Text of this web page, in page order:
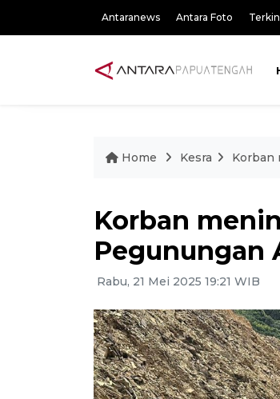
Antaranews Antara Foto
Home Kesra Korban
Korban
Pegunungan
Rabu, 21 Mei 2025 19:21 WIB